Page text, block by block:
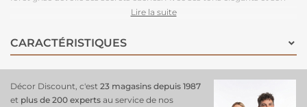
design captivant, il ajoute une touche de mysticisme et de
tracas, préparez le mur en le nettoyant et le lissant, appliquez la colle
directement sur la surface, puis posez les lés du papier peint
Lire la suite
CARACTÉRISTIQUES
Décor Discount, c'est 23 magasins depuis 1987
et plus de 200 experts au service de nos